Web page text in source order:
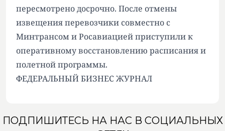
пересмотрено досрочно. После отмены
извещения перевозчики совместно с
Минтрансом и Росавиацией приступили к
оперативному восстановлению расписания и
полетной программы.
ФЕДЕРАЛЬНЫЙ БИЗНЕС ЖУРНАЛ
ПОДПИШИТЕСЬ НА НАС В СОЦИАЛЬНЫХ